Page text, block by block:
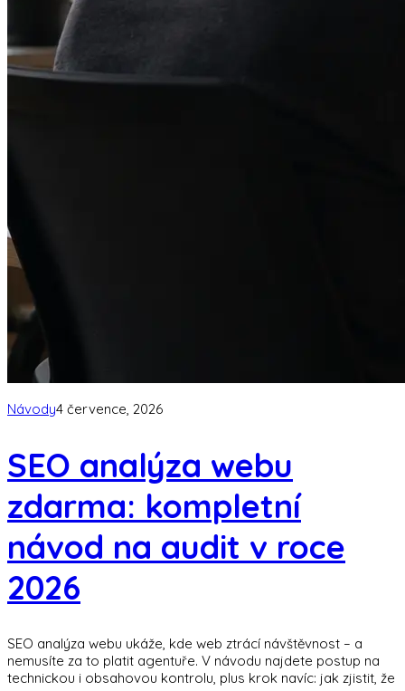
Návody4 července, 2026
SEO analýza webu
zdarma: kompletní
návod na audit v roce
2026
SEO analýza webu ukáže, kde web ztrácí návštěvnost – a
nemusíte za to platit agentuře. V návodu najdete postup na
technickou i obsahovou kontrolu, plus krok navíc: jak zjistit, že